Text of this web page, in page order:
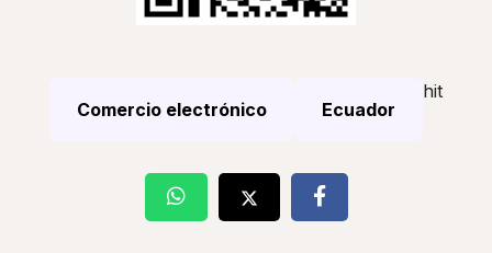
Comercio electrónico Ecuador
hit